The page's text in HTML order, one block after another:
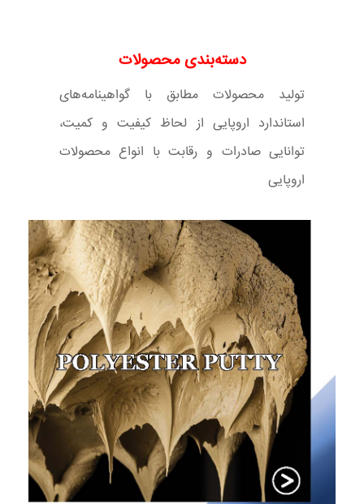
دسته‌بندی محصولات
تولید محصولات مطابق با گواهینامه‌های
استاندارد اروپایی از لحاظ کیفیت و کمیت،
توانایی صادرات و رقابت با انواع محصولات
اروپایی